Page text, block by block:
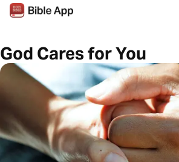
God Cares for You